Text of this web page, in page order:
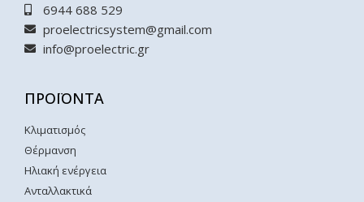
6944 688 529
proelectricsystem@gmail.com
info@proelectric.gr
ΠΡΟΪΟΝΤΑ
Κλιματισμός
Θέρμανση
Ηλιακή ενέργεια
Ανταλλακτικά